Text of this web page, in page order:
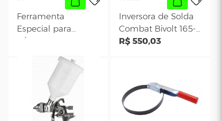
Ferramenta
Especial para
Levantar os Tuchos
R$ 338,98
Inversora de
Combat Bivolt
R$ 550,03